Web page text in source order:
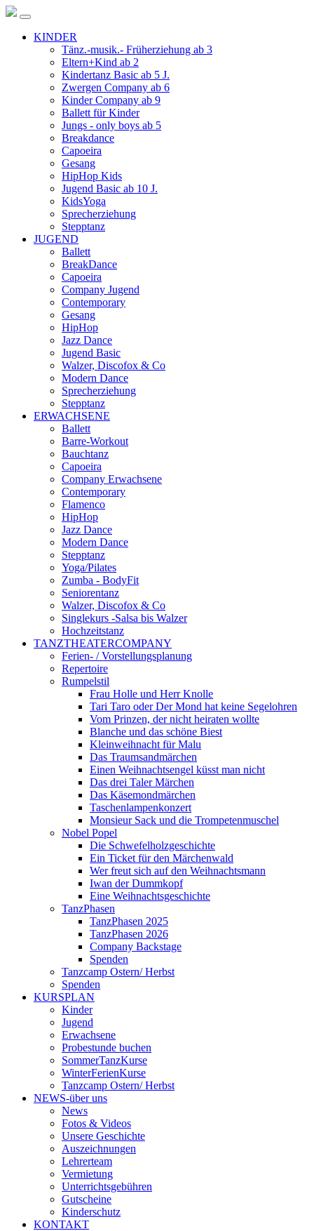
KINDER
Tänz.-musik.- Früherziehung ab 3
Eltern+Kind ab 2
Kindertanz Basic ab 5 J.
Zwergen Company ab 6
Kinder Company ab 9
Ballett für Kinder
Jungs - only boys ab 5
Breakdance
Capoeira
Gesang
HipHop Kids
Jugend Basic ab 10 J.
KidsYoga
Sprecherziehung
Stepptanz
JUGEND
Ballett
BreakDance
Capoeira
Company Jugend
Contemporary
Gesang
HipHop
Jazz Dance
Jugend Basic
Walzer, Discofox & Co
Modern Dance
Sprecherziehung
Stepptanz
ERWACHSENE
Ballett
Barre-Workout
Bauchtanz
Capoeira
Company Erwachsene
Contemporary
Flamenco
HipHop
Jazz Dance
Modern Dance
Stepptanz
Yoga/Pilates
Zumba - BodyFit
Seniorentanz
Walzer, Discofox & Co
Singlekurs -Salsa bis Walzer
Hochzeitstanz
TANZTHEATERCOMPANY
Ferien- / Vorstellungsplanung
Repertoire
Rumpelstil
Frau Holle und Herr Knolle
Tari Taro oder Der Mond hat keine Segelohren
Vom Prinzen, der nicht heiraten wollte
Blanche und das schöne Biest
Kleinweihnacht für Malu
Das Traumsandmärchen
Einen Weihnachtsengel küsst man nicht
Das drei Taler Märchen
Das Käsemondmärchen
Taschenlampenkonzert
Monsieur Sack und die Trompetenmuschel
Nobel Popel
Die Schwefelholzgeschichte
Ein Ticket für den Märchenwald
Wer freut sich auf den Weihnachtsmann
Iwan der Dummkopf
Eine Weihnachtsgeschichte
TanzPhasen
TanzPhasen 2025
TanzPhasen 2026
Company Backstage
Spenden
Tanzcamp Ostern/ Herbst
Spenden
KURSPLAN
Kinder
Jugend
Erwachsene
Probestunde buchen
SommerTanzKurse
WinterFerienKurse
Tanzcamp Ostern/ Herbst
NEWS-über uns
News
Fotos & Videos
Unsere Geschichte
Auszeichnungen
Lehrerteam
Vermietung
Unterrichtsgebühren
Gutscheine
Kinderschutz
KONTAKT